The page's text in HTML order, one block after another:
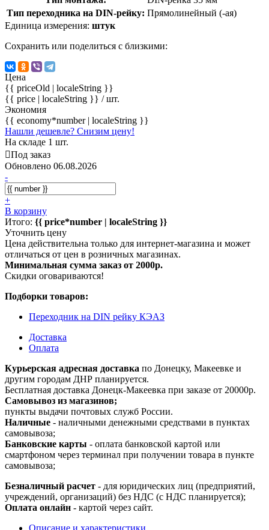
Тип переходника на DIN-рейку: Прямолинейный (-ая)
Единица измерения: штук
Сохранить или поделиться с близкими:
Цена
{{ priceOld | localeString }}
{{ price | localeString }} / шт.
Экономия
{{ economy*number | localeString }}
Нашли дешевле? Снизим цену!
На складе 1 шт.
Под заказ
Обновлено 06.08.2026
-
+
В корзину
Итого: {{ price*number | localeString }}
Уточнить цену
Цена действительна только для интернет-магазина и может
отличаться от цен в розничных магазинах.
Минимальная сумма заказ от 2000р.
Скидки оговариваются!
Подборки товаров:
Переходник на DIN рейку КЭАЗ
Доставка
Оплата
Курьерская адресная доставка по Донецку, Макеевке и
другим городам ДНР планируется.
Бесплатная доставка Донецк-Макеевка при заказе от 20000р.
Самовывоз из магазинов;
пункты выдачи почтовых служб России.
Наличные - наличными денежными средствами в пунктах
самовывоза;
Банковские карты - оплата банковской картой или
смартфоном через терминал при получении товара в пункте
самовывоза;
Безналичный расчет - для юридических лиц (предприятий,
учреждений, организаций) без НДС (с НДС планируется);
Оплата онлайн - картой через сайт.
Описание и характеристики